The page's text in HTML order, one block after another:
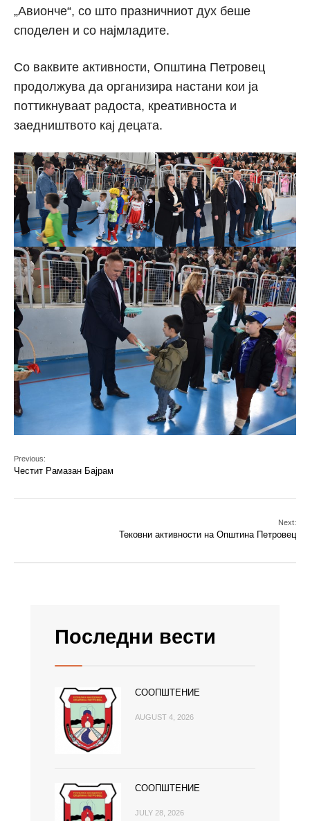
„Авионче“, со што празничниот дух беше
споделен и со најмладите.
Со ваквите активности, Општина Петровец
продолжува да организира настани кои ја
поттикнуваат радоста, креативноста и
заедништвото кај децата.
Previous:
Честит Рамазан Бајрам
Next:
Тековни активности на Општина Петровец
Последни вести
СООПШТЕНИЕ
AUGUST 4, 2026
СООПШТЕНИЕ
JULY 28, 2026